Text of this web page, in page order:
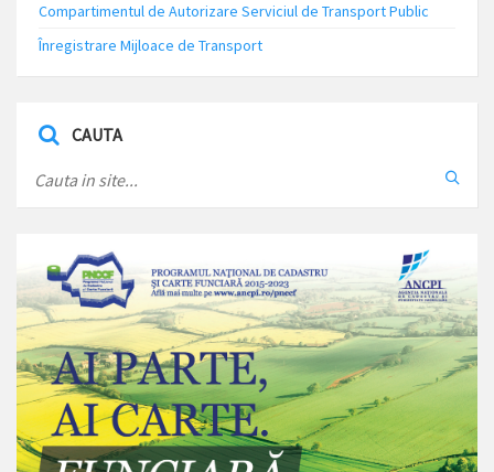
Compartimentul de Autorizare Serviciul de Transport Public
Înregistrare Mijloace de Transport
CAUTA